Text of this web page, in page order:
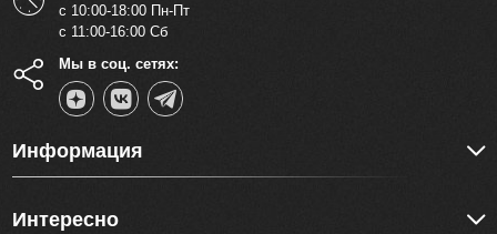
с 10:00-18:00 Пн-Пт
с 11:00-16:00 Сб
Мы в соц. сетях:
Информация
Интересно